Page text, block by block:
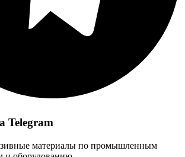
Telegram
материалы по промышленным